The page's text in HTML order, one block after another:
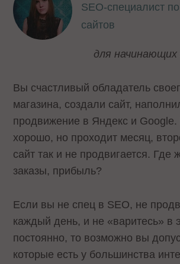
SEO-специалист
сайтов
для начинающих
Вы счастливый обладатель
магазина, создали сайт,
продвижение в Яндекс и
хорошо, но проходит месяц,
сайт так и не продвигается. Где
заказы, прибыль?
Если вы не спец в SEO, не
каждый день, и не «варитесь» в
постоянно, то возможно вы
которые есть у большинства